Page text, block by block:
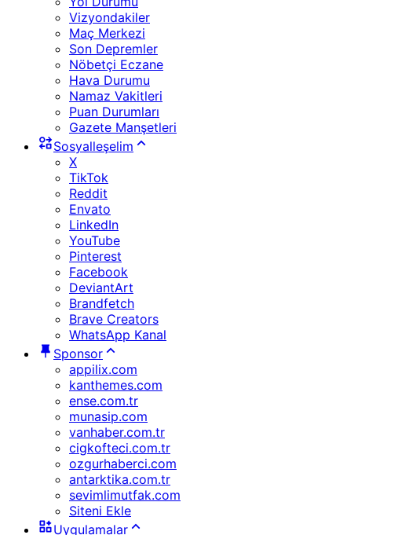
Vizyondakiler
Maç Merkezi
Son Depremler
Nöbetçi Eczane
Hava Durumu
Namaz Vakitleri
Puan Durumları
Gazete Manşetleri
Sosyalleşelim
X
TikTok
Reddit
Envato
LinkedIn
YouTube
Pinterest
Facebook
DeviantArt
Brandfetch
Brave Creators
WhatsApp Kanal
Sponsor
appilix.com
kanthemes.com
ense.com.tr
munasip.com
vanhaber.com.tr
cigkofteci.com.tr
ozgurhaberci.com
antarktika.com.tr
sevimlimutfak.com
Siteni Ekle
Uygulamalar